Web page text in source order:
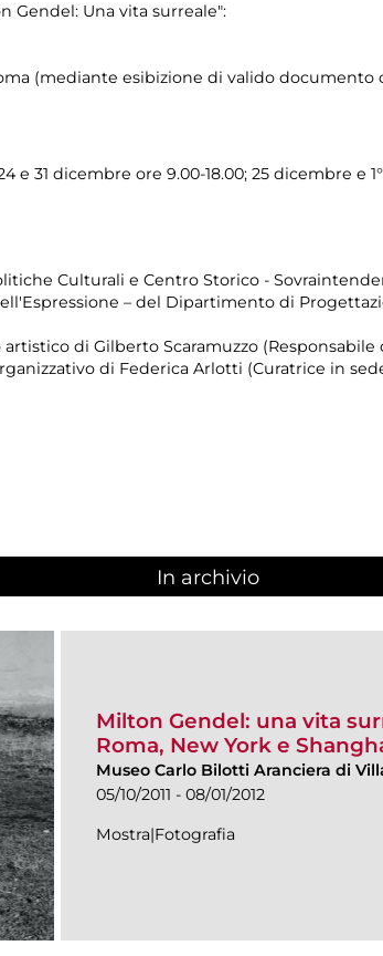
Gendel: Una vita surreale":
(mediante esibizione di valido documento
31 dicembre ore 9.00-18.00; 25 dicembre e
Culturali e Centro Storico -
– del Dipartimento di
di Gilberto Scaramuzzo
di Federica Arlotti (Curatrice in
In archivio
Milton Gendel: una vita
Roma, New York e
Museo Carlo Bilotti Aranciera di
05/10/2011 - 08/01/2012
Mostra|Fotografia